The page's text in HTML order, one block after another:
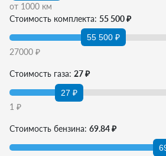
от 1000 км
Стоимость комплекта: 55 500 ₽
55 500 ₽
27000 ₽
Стоимость газа: 27 ₽
27 ₽
1 ₽
Стоимость бензина: 69.84 ₽